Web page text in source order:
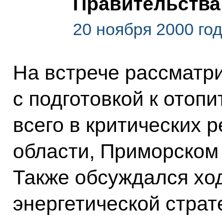
20 ноября 2000
На встрече
с подготовкой к
всего в критических
области,
Также обсуждался
энергетической